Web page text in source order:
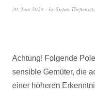
30. Juni 2024 by Stefan Theßenvitz
Achtung! Folgende
sensible Gemüter, die
einer höheren